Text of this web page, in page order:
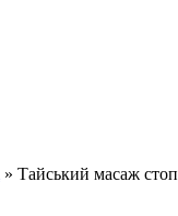
» Тайський масаж стоп